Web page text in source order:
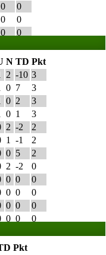
0
0
0
0
0 0
N TD Pkt
2 -10 3
0 7
3
0 2
3
0 1
3
2 -2
2
1 -1
2
0 5
2
2 -2
0
0 0
0
0 0
0
0 0
0
0 0 0
Pkt